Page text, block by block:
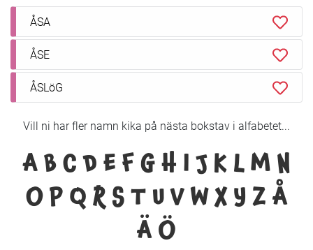
ÅSA
ÅSE
ÅSLöG
Vill ni har fler namn kika på nästa bokstav i alfabetet...
ABCDEFGHIJKLMN
OPQRSTUVWXYZÅ
ÄÖ